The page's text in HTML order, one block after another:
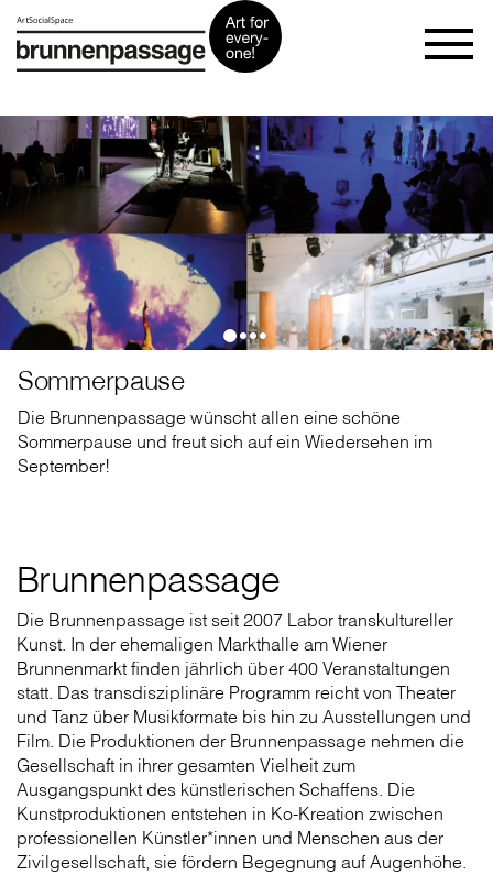
Sommerpause
Die Brunnenpassage wünscht allen eine schöne
Sommerpause und freut sich auf ein Wiedersehen im
September!
Brunnenpassage
Die Brunnenpassage ist seit 2007 Labor transkultureller
Kunst. In der ehemaligen Markthalle am Wiener
Brunnenmarkt finden jährlich über 400 Veranstaltungen
statt. Das transdisziplinäre Programm reicht von Theater
und Tanz über Musikformate bis hin zu Ausstellungen und
Film. Die Produktionen der Brunnenpassage nehmen die
Gesellschaft in ihrer gesamten Vielheit zum
Ausgangspunkt des künstlerischen Schaffens. Die
Kunstproduktionen entstehen in Ko-Kreation zwischen
professionellen Künstler*innen und Menschen aus der
Zivilgesellschaft, sie fördern Begegnung auf Augenhöhe.